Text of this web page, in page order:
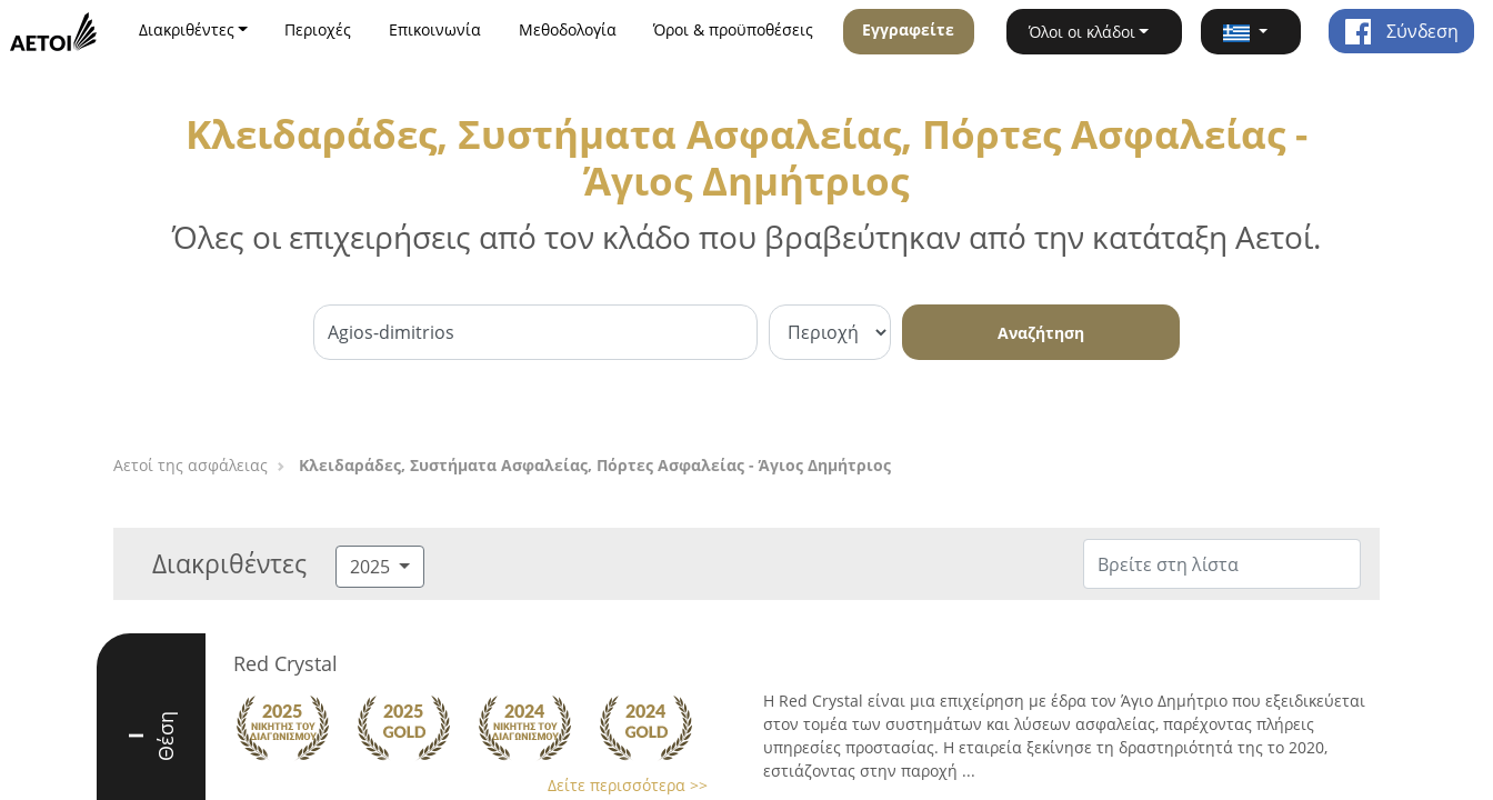
Διακριθέντες Περιοχές Επικοινωνία Μεθοδολογία Όροι & προϋποθέσεις Εγγραφείτε Όλοι οι κλάδοι Σύνδεση
Κλειδαράδες, Συστήματα Ασφαλείας, Πόρτες Ασφαλείας -
Άγιος Δημήτριος
Όλες οι επιχειρήσεις από τον κλάδο που βραβεύτηκαν από την κατάταξη Αετοί.
Αναζήτηση
Αετοί της ασφάλειας Κλειδαράδες, Συστήματα Ασφαλείας, Πόρτες Ασφαλείας - Άγιος Δημήτριος
Διακριθέντες 2025
I Θέση
Red Crystal
Δείτε περισσότερα >>
Η Red Crystal είναι μια επιχείρηση με έδρα τον Άγιο Δημήτριο που εξειδικεύεται
στον τομέα των συστημάτων και λύσεων ασφαλείας, παρέχοντας πλήρεις
υπηρεσίες προστασίας. Η εταιρεία ξεκίνησε τη δραστηριότητά της το 2020,
εστιάζοντας στην παροχή ...